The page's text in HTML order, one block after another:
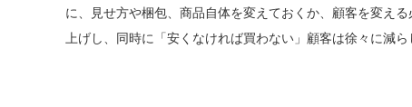
に、見せ方や梱包、商品自体を変えておくか、顧客を変え
上げし、同時に「安くなければ買わない」顧客は徐々に減ら